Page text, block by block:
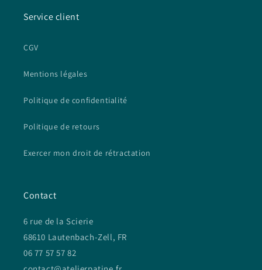
Service client
CGV
Mentions légales
Politique de confidentialité
Politique de retours
Exercer mon droit de rétractation
Contact
6 rue de la Scierie
68610 Lautenbach-Zell, FR
06 77 57 57 82